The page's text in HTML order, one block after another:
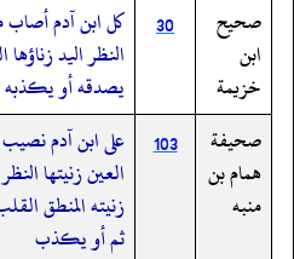
صحيح
ابن
خزيمة
30
كل ابن آدم أصاب
النظر اليد
يصدقه أو يكذبه
صحيفة
همام بن
منبه
103
على ابن آدم
العين زنيتها
زنيته المنطق
ثم أو يكذب